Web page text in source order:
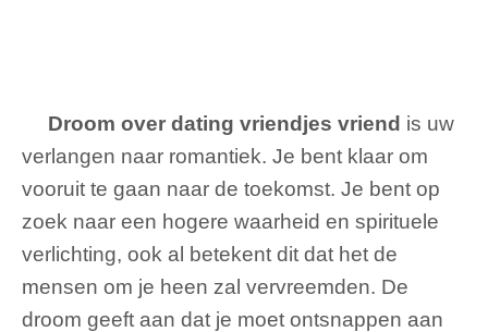
Droom over dating vriendjes vriend is uw
verlangen naar romantiek. Je bent klaar om
vooruit te gaan naar de toekomst. Je bent op
zoek naar een hogere waarheid en spirituele
verlichting, ook al betekent dit dat het de
mensen om je heen zal vervreemden. De
droom geeft aan dat je moet ontsnappen aan